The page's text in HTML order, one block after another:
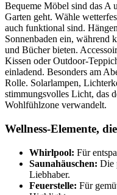
Bequeme Möbel sind das A
Garten geht. Wähle
auch funktional sind.
Sonnenbaden ein, während
und Bücher bieten.
Kissen oder Outdoor-
einladend. Besonders am
Rolle. Solarlampen,
stimmungsvolles Licht, das
Wohlfühlzone verwandelt.
Wellness-Elemente,
Whirlpool: Für
Saunahäuschen: Die
Liebhaber.
Feuerstelle: Für